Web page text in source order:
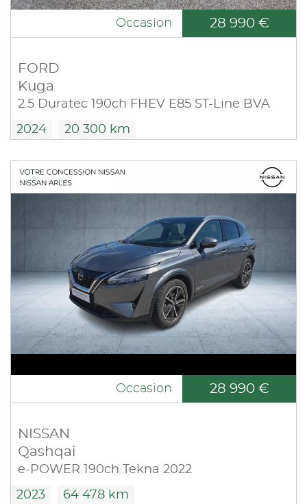
Occasion 28 990 €
FORD
Kuga
2.5 Duratec 190ch FHEV E85 ST-Line BVA
2024 20 300 km
Occasion 28 990 €
NISSAN
Qashqai
e-POWER 190ch Tekna 2022
2023 64 478 km